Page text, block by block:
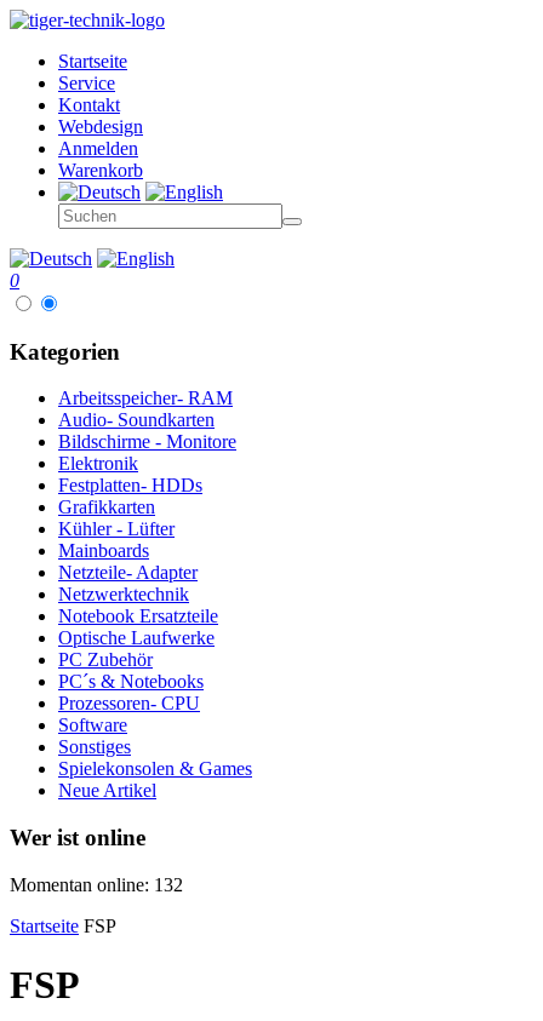
Startseite
Service
Kontakt
Webdesign
Anmelden
Warenkorb
0
Kategorien
Arbeitsspeicher- RAM
Audio- Soundkarten
Bildschirme - Monitore
Elektronik
Festplatten- HDDs
Grafikkarten
Kühler - Lüfter
Mainboards
Netzteile- Adapter
Netzwerktechnik
Notebook Ersatzteile
Optische Laufwerke
PC Zubehör
PC´s & Notebooks
Prozessoren- CPU
Software
Sonstiges
Spielekonsolen & Games
Neue Artikel
Wer ist online
Momentan online: 132
Startseite FSP
FSP